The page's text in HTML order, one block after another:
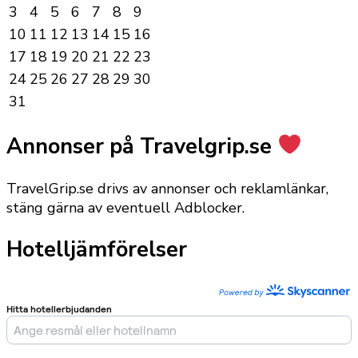
3
4 5 6 7 8
9
10 11 12 13 14 15 16
17 18 19 20 21 22 23
24 25 26 27 28 29 30
31
Annonser på Travelgrip.se
TravelGrip.se drivs av annonser och reklamlänkar,
stäng gärna av eventuell Adblocker.
Hotelljämförelser